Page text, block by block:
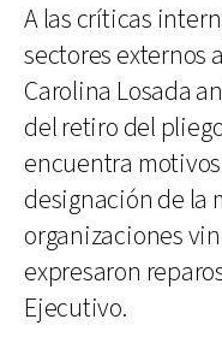
A las críticas
sectores externos
Carolina Losada
del retiro del
encuentra
designación de la
organizaciones
expresaron
Ejecutivo.